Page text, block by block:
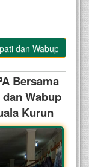
Wabup Gunung
Bersama
Wabup
Kurun